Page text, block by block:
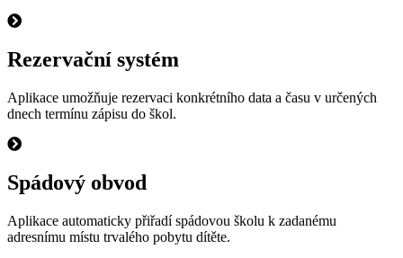
Rezervační systém
Aplikace umožňuje rezervaci konkrétního data a času v určených
dnech termínu zápisu do škol.
Spádový obvod
Aplikace automaticky přiřadí spádovou školu k zadanému
adresnímu místu trvalého pobytu dítěte.